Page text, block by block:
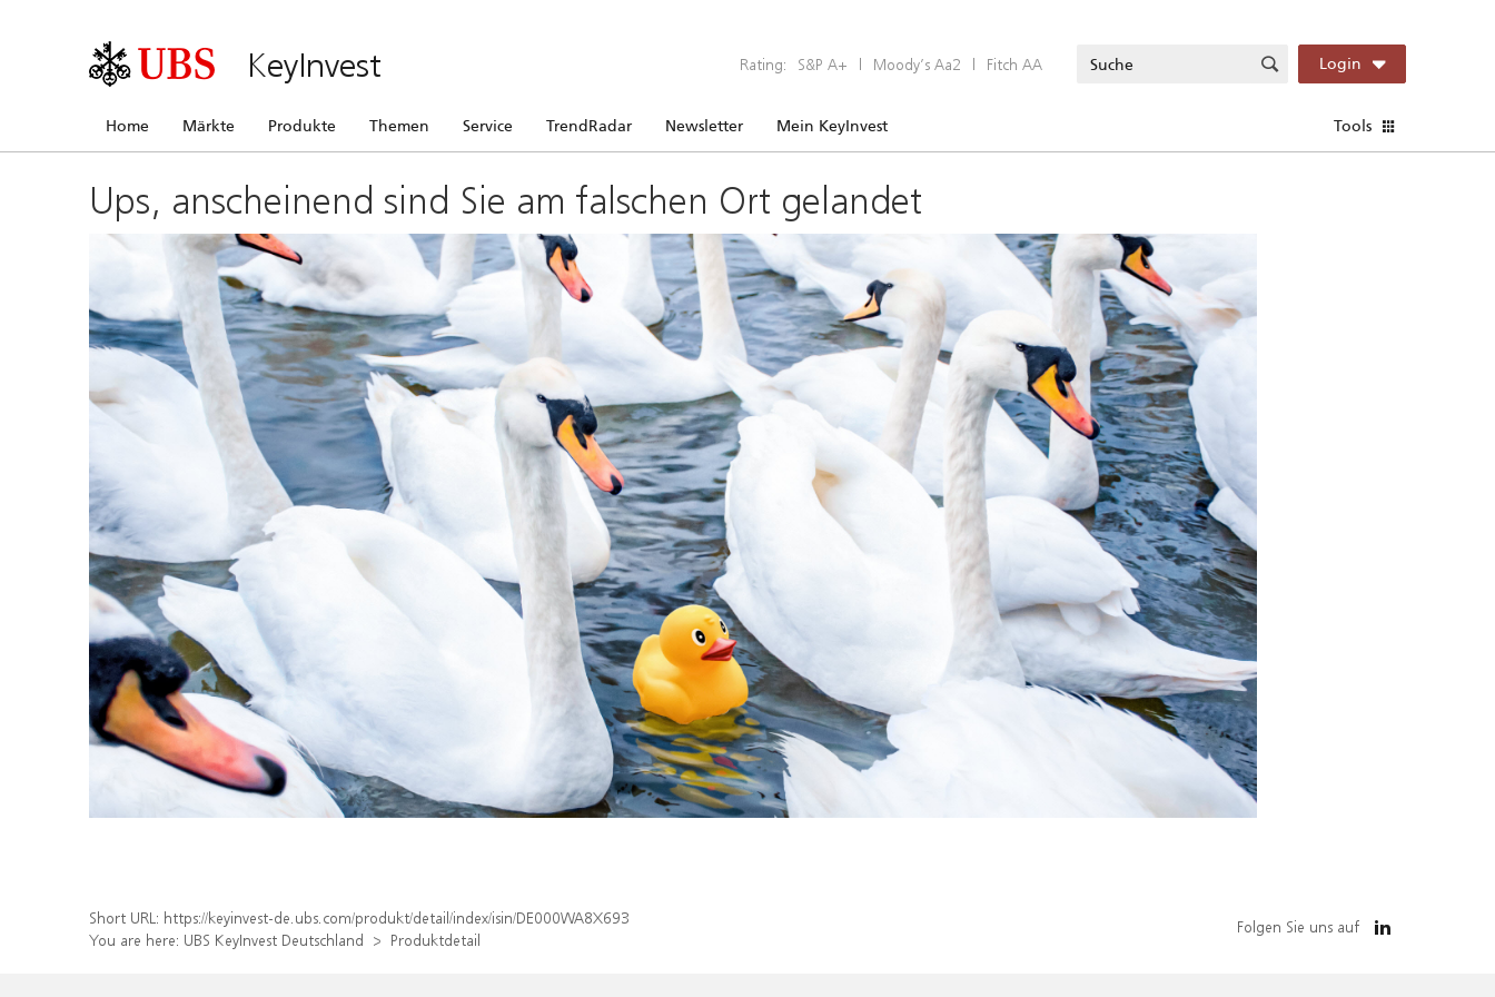
KeyInvest Rating: S&P A+ | Moody’s Aa2 | Fitch AA Login
Home Märkte Produkte Themen Service TrendRadar Newsletter Mein KeyInvest Tools
Ups, anscheinend sind Sie am falschen Ort gelandet
Short URL: https://keyinvest-de.ubs.com/produkt/detail/index/isin/DE000WA8X693
You are here: UBS KeyInvest Deutschland Produktdetail
Folgen Sie uns auf